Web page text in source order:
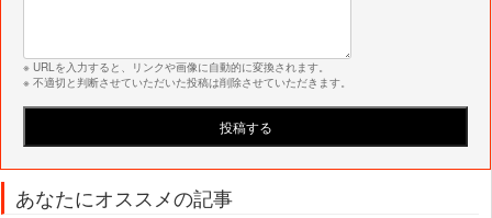
※ URLを入力すると、リンクや画像に自動的に変換されます。
※ 不適切と判断させていただいた投稿は削除させていただきます。
あなたにオススメの記事